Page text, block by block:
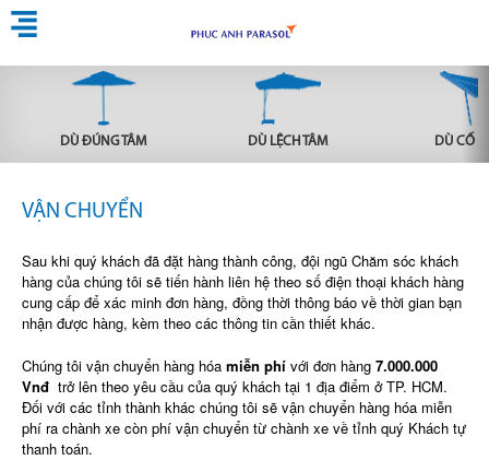
DÙ ĐÚNG TÂM DÙ LỆCH TÂM DÙ CỐ
VẬN CHUYỂN
Sau khi quý khách đã đặt hàng thành công, đội ngũ Chăm sóc khách
hàng của chúng tôi sẽ tiến hành liên hệ theo số điện thoại khách hàng
cung cấp để xác minh đơn hàng, đồng thời thông báo về thời gian bạn
nhận được hàng, kèm theo các thông tin cần thiết khác.
Chúng tôi vận chuyển hàng hóa miễn phí với đơn hàng 7.000.000
Vnđ trở lên theo yêu cầu của quý khách tại 1 địa điểm ở TP. HCM.
Đối với các tỉnh thành khác chúng tôi sẽ vận chuyển hàng hóa miễn
phí ra chành xe còn phí vận chuyển từ chành xe về tỉnh quý Khách tự
thanh toán.